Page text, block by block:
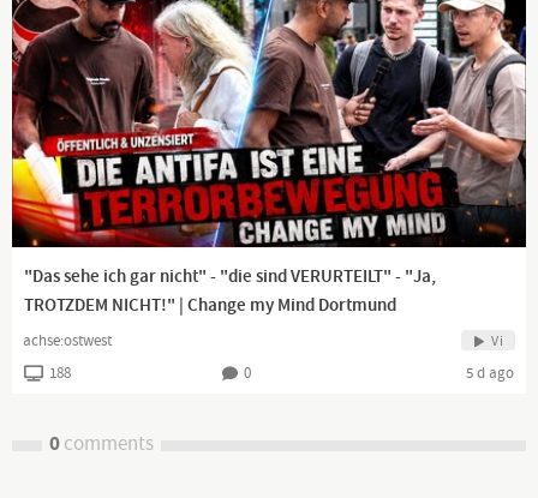
"Das sehe ich gar nicht" - "die sind VERURTEILT" - "Ja,
TROTZDEM NICHT!" | Change my Mind Dortmund
achse:ostwest Vi
188 0 5 d ago
0comments